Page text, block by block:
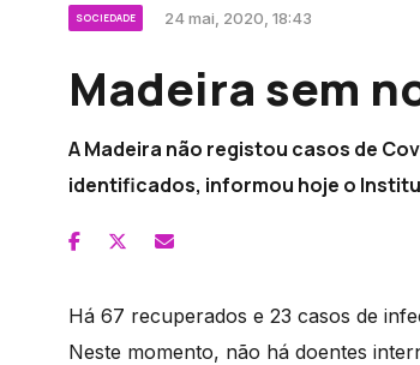
SOCIEDADE 24 mai, 2020, 18:43
Madeira sem
A Madeira não registou casos de
identificados, informou hoje o
Há 67 recuperados e 23 casos de
Neste momento, não há doentes